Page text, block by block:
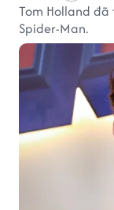
Tom Holland đã
Spider-Man.